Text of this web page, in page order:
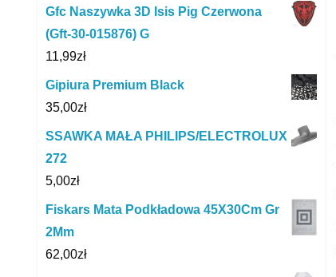
Gfc Naszywka 3D Isis Pig Czerwona
(Gft-30-015876) G
11,99zł
Gipiura Premium Black
35,00zł
SSAWKA MAŁA PHILIPS/ELECTROLUX
272
5,00zł
Fiskars Mata Podkładowa 45X30Cm Gr
2Mm
62,00zł